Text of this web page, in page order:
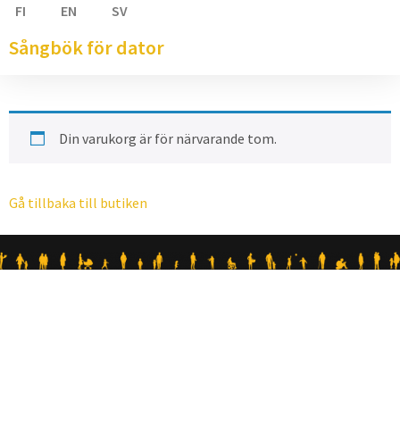
Sångbök för dator
FI EN SV
Din varukorg är för närvarande tom.
Gå tillbaka till butiken